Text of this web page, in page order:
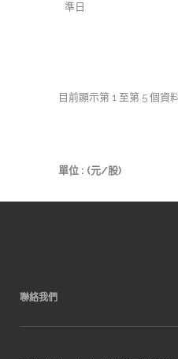
準日
目前顯示第 1 至第 5 個資
單位 : (元/股)
聯絡我們